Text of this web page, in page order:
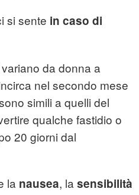
si sente in caso di
da donna a
nel secondo mese
simili a quelli del
qualche fastidio o
20 giorni dal
la nausea, la sensibilità